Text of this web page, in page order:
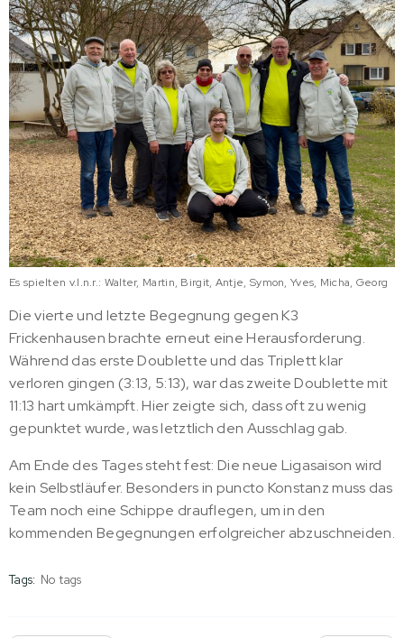
Es spielten v.l.n.r.: Walter, Martin, Birgit, Antje, Symon, Yves, Micha, Georg
Die vierte und letzte Begegnung gegen K3
Frickenhausen brachte erneut eine Herausforderung.
Während das erste Doublette und das Triplett klar
verloren gingen (3:13, 5:13), war das zweite Doublette mit
11:13 hart umkämpft. Hier zeigte sich, dass oft zu wenig
gepunktet wurde, was letztlich den Ausschlag gab.
Am Ende des Tages steht fest: Die neue Ligasaison wird
kein Selbstläufer. Besonders in puncto Konstanz muss das
Team noch eine Schippe drauflegen, um in den
kommenden Begegnungen erfolgreicher abzuschneiden.
Tags: No tags